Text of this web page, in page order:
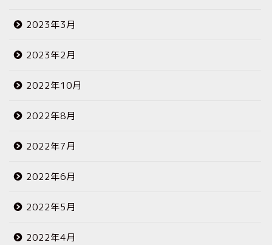
2023年3月
2023年2月
2022年10月
2022年8月
2022年7月
2022年6月
2022年5月
2022年4月